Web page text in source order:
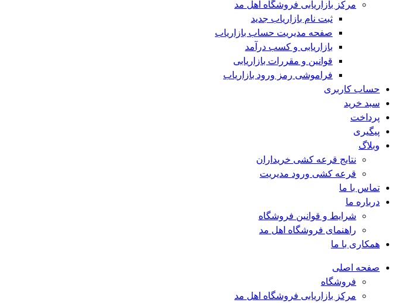
مرکز بازاریابی فروشگاه اهل مد
ثبت نام بازاریاب جدید
صفحه مدیریت حساب بازاریاب
بازاریابی و کسب درآمد
قوانین و مقررات بازاریابی
فراموشی رمز ورود بازاریاب
حساب کاربری
سبد خرید
پرداخت
پیگیری
وبلاگ
نتایج قرعه کشی خریداران
قرعه کشی ورود مدیریت
تماس با ما
درباره ما
شرایط و قوانین فروشگاه
راهنمای فروشگاه اهل مد
همکاری با ما
صفحه اصلی
فروشگاه
مرکز بازاریابی فروشگاه اهل مد